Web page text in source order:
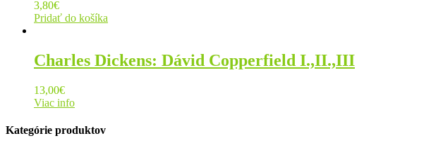
3,80€
Pridať do košíka
Charles Dickens: Dávid Copperfield I.,II.,III
13,00€
Viac info
Kategórie produktov